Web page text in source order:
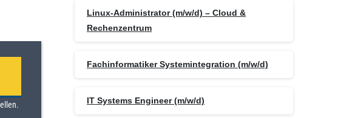
Linux-Administrator (m/w/d) – Cloud &
Rechenzentrum
Fachinformatiker Systemintegration (m/w/d)
IT Systems Engineer (m/w/d)